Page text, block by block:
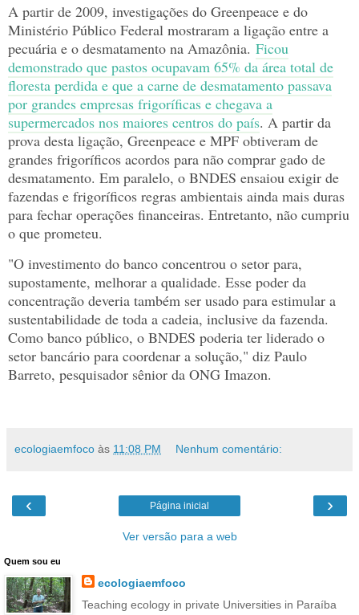
A partir de 2009, investigações do Greenpeace e do
Ministério Público Federal mostraram a ligação entre a
pecuária e o desmatamento na Amazônia. Ficou
demonstrado que pastos ocupavam 65% da área total de
floresta perdida e que a carne de desmatamento passava
por grandes empresas frigoríficas e chegava a
supermercados nos maiores centros do país. A partir da
prova desta ligação, Greenpeace e MPF obtiveram de
grandes frigoríficos acordos para não comprar gado de
desmatamento. Em paralelo, o BNDES ensaiou exigir de
fazendas e frigoríficos regras ambientais ainda mais duras
para fechar operações financeiras. Entretanto, não cumpriu
o que prometeu.
"O investimento do banco concentrou o setor para,
supostamente, melhorar a qualidade. Esse poder da
concentração deveria também ser usado para estimular a
sustentabilidade de toda a cadeia, inclusive da fazenda.
Como banco público, o BNDES poderia ter liderado o
setor bancário para coordenar a solução," diz Paulo
Barreto, pesquisador sênior da ONG Imazon.
ecologiaemfoco às 11:08 PM Nenhum comentário:
‹ ›
Página inicial
Ver versão para a web
Quem sou eu
ecologiaemfoco
Teaching ecology in private Universities in Paraíba